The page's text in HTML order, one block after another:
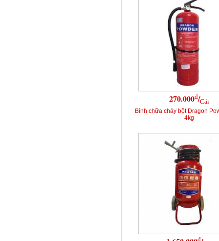
270.000đ/Cái
Bình chữa cháy bột Dragon
4kg
đ